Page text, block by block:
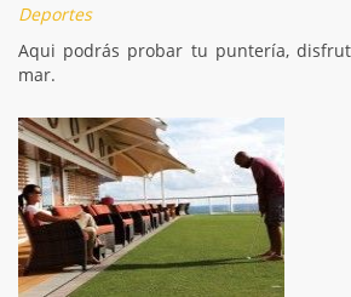
Deportes
Aqui podrás probar tu puntería,
mar.